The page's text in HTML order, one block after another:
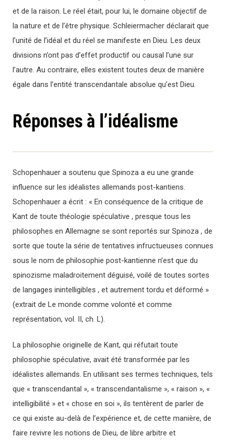
et de la raison. Le réel était, pour lui, le domaine objectif de
la nature et de l’être physique. Schleiermacher déclarait que
l’unité de l’idéal et du réel se manifeste en Dieu. Les deux
divisions n’ont pas d’effet productif ou causal l’une sur
l’autre. Au contraire, elles existent toutes deux de manière
égale dans l’entité transcendantale absolue qu’est Dieu.
Réponses à l’idéalisme
Schopenhauer a soutenu que Spinoza a eu une grande
influence sur les idéalistes allemands post-kantiens.
Schopenhauer a écrit : « En conséquence de la critique de
Kant de toute théologie spéculative , presque tous les
philosophes en Allemagne se sont reportés sur Spinoza , de
sorte que toute la série de tentatives infructueuses connues
sous le nom de philosophie post-kantienne n’est que du
spinozisme maladroitement déguisé, voilé de toutes sortes
de langages inintelligibles , et autrement tordu et déformé »
(extrait de Le monde comme volonté et comme
représentation, vol. II, ch. L).
La philosophie originelle de Kant, qui réfutait toute
philosophie spéculative, avait été transformée par les
idéalistes allemands. En utilisant ses termes techniques, tels
que « transcendantal », « transcendantalisme », « raison », «
intelligibilité » et « chose en soi », ils tentèrent de parler de
ce qui existe au-delà de l’expérience et, de cette manière, de
faire revivre les notions de Dieu, de libre arbitre et